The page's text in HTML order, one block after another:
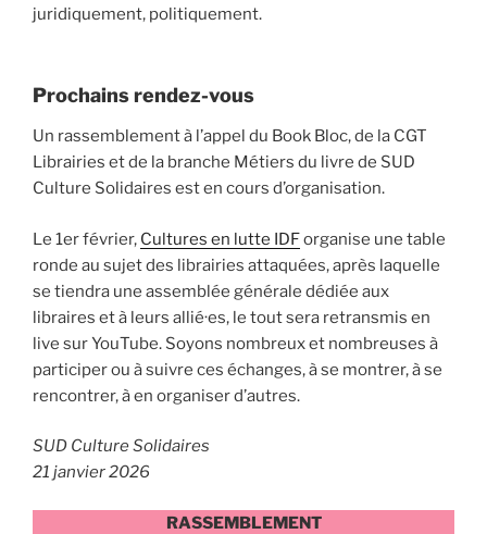
juridiquement, politiquement.
Prochains rendez-vous
Un rassemblement à l’appel du Book Bloc, de la CGT
Librairies et de la branche Métiers du livre de SUD
Culture Solidaires est en cours d’organisation.
Le 1er février, Cultures en lutte IDForganise une table
ronde au sujet des librairies attaquées, après laquelle
se tiendra une assemblée générale dédiée aux
libraires et à leurs allié·es, le tout sera retransmis en
live sur YouTube. Soyons nombreux et nombreuses à
participer ou à suivre ces échanges, à se montrer, à se
rencontrer, à en organiser d’autres.
SUD Culture Solidaires
21 janvier 2026
RASSEMBLEMENT